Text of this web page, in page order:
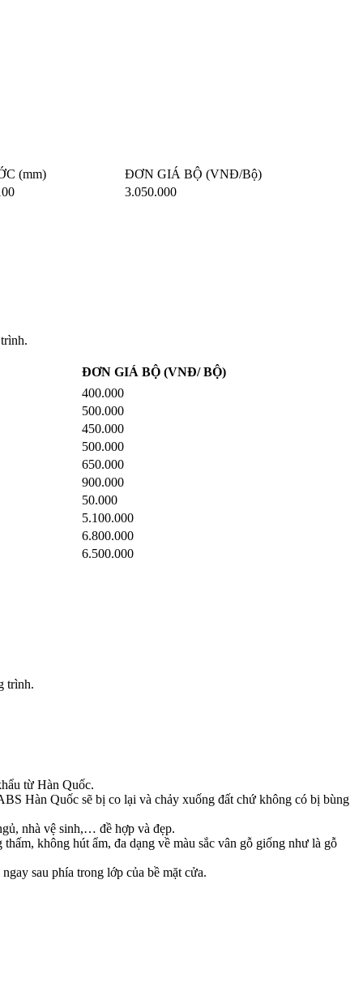
(mm)
ĐƠN GIÁ BỘ (VNĐ/Bộ)
3.050.000
ĐƠN GIÁ BỘ (VNĐ/ BỘ)
400.000
500.000
450.000
500.000
650.000
900.000
50.000
5.100.000
6.800.000
6.500.000
trình.
từ Hàn Quốc.
Hàn Quốc sẽ bị co lại và chảy xuống đất chứ không có bị bùng
nhà vệ sinh,… đề hợp và đẹp.
không hút ẩm, đa dạng về màu sắc vân gỗ giống như là gỗ
sau phía trong lớp của bề mặt cửa.